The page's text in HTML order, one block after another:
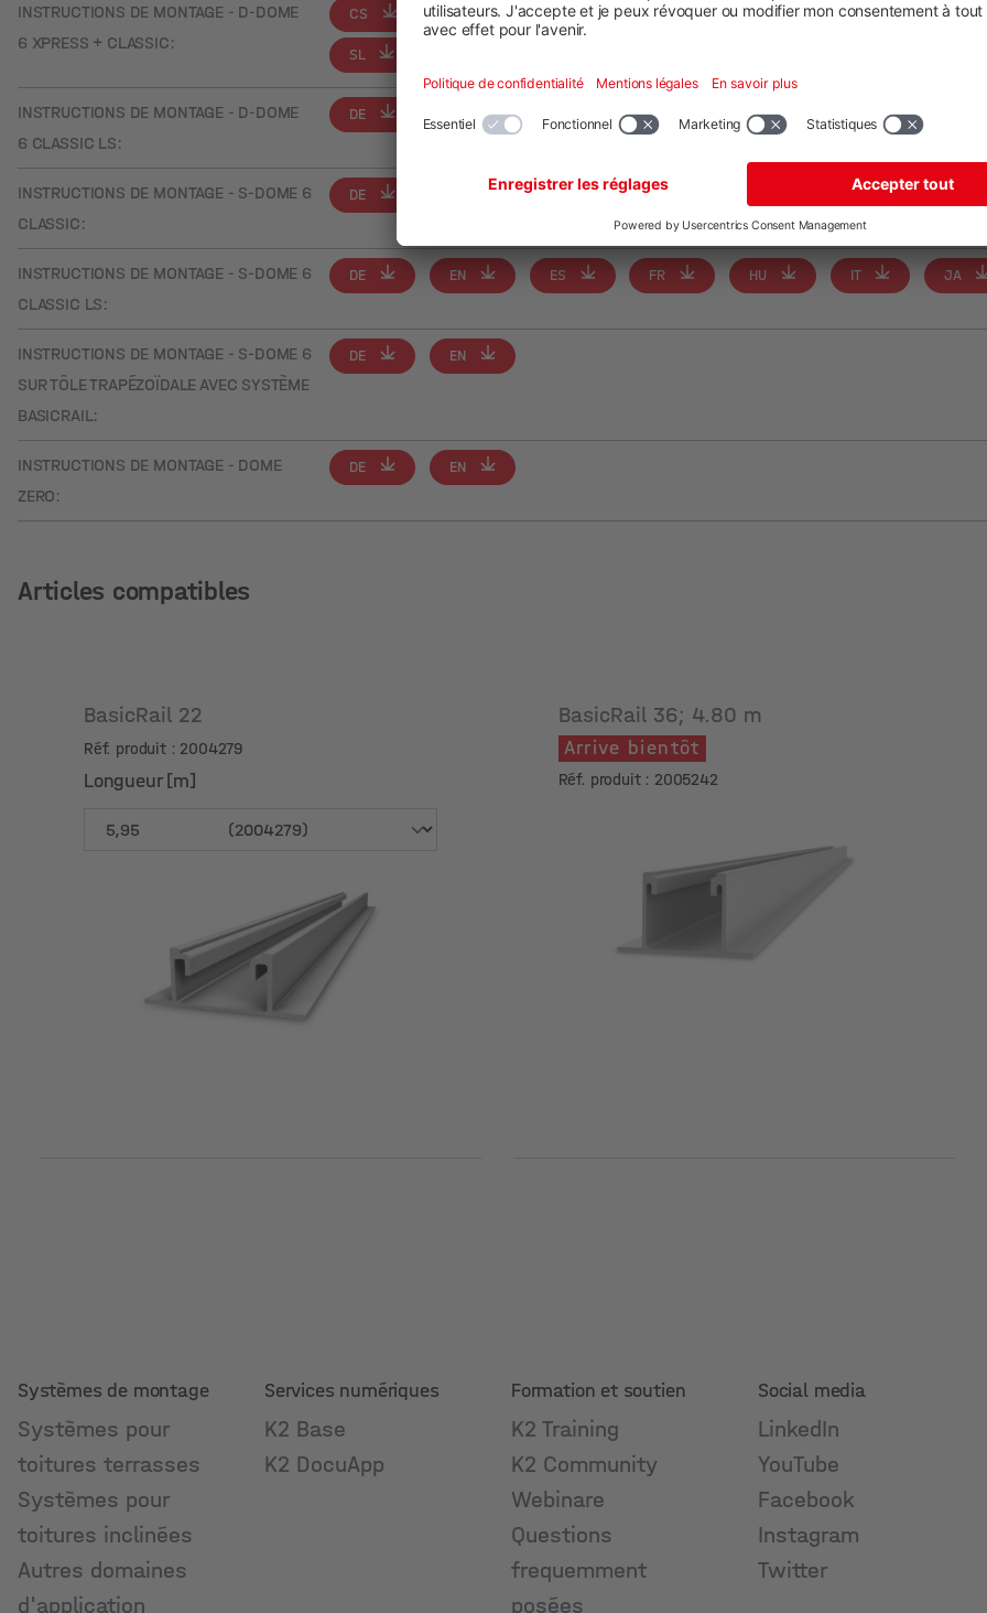
INSTRUCTIONS DE MONTAGE - D-DOME
6 XPRESS + CLASSIC:
CS DE EN ES FR HU IT
SL
INSTRUCTIONS DE MONTAGE - D-DOME
6 CLASSIC LS:
DE PL RO
INSTRUCTIONS DE MONTAGE - S-DOME 6
CLASSIC:
DE ES FR IT PL
INSTRUCTIONS DE MONTAGE - S-DOME 6
CLASSIC LS:
DE EN ES FR HU IT JA
INSTRUCTIONS DE MONTAGE - S-DOME 6
SUR TÔLE TRAPÉZOÏDALE AVEC SYSTÈME
BASICRAIL:
DE EN
INSTRUCTIONS DE MONTAGE - DOME
ZERO:
DE EN
Articles compatibles
BasicRail 22
Réf. produit : 2004279
Longueur [m]
Longueur [m]
BasicRail 36; 4.80 m
Arrive bientôt
Réf. produit : 2005242
Systèmes de montage
Systèmes pour
toitures terrasses
Systèmes pour
toitures inclinées
Autres domaines
d'application
Services numériques
K2 Base
K2 DocuApp
Formation et soutien
K2 Training
K2 Community
Webinare
Questions
frequemment
posées
Social media
LinkedIn
YouTube
Facebook
Instagram
Twitter